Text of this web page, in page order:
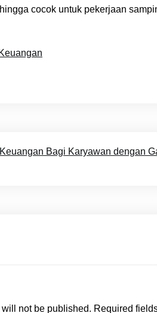
cocok untuk pekerjaan
Bagi Karyawan dengan
not be published. Required